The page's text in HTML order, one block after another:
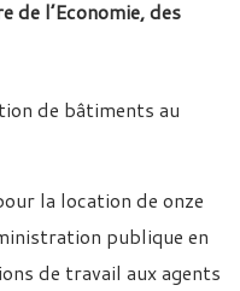
de l’Economie, des
de bâtiments au
la location de onze
publique en
de travail aux agents